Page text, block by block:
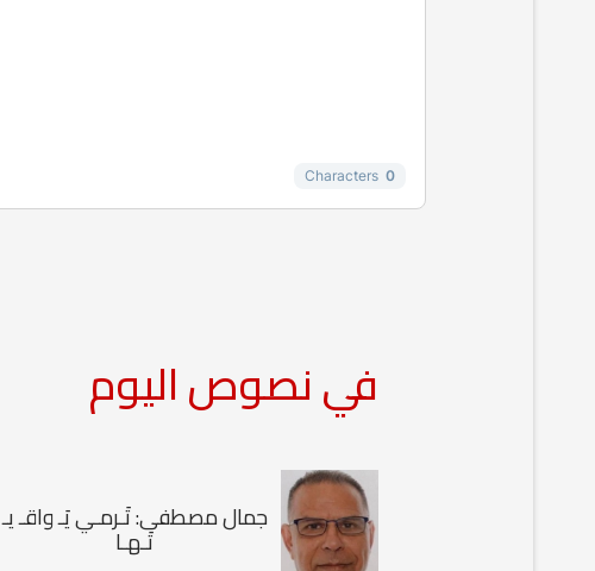
0
في نصوص اليوم
جمال مصطفى: تَـرمـي يَـ واقـ يـ
تَـهـا